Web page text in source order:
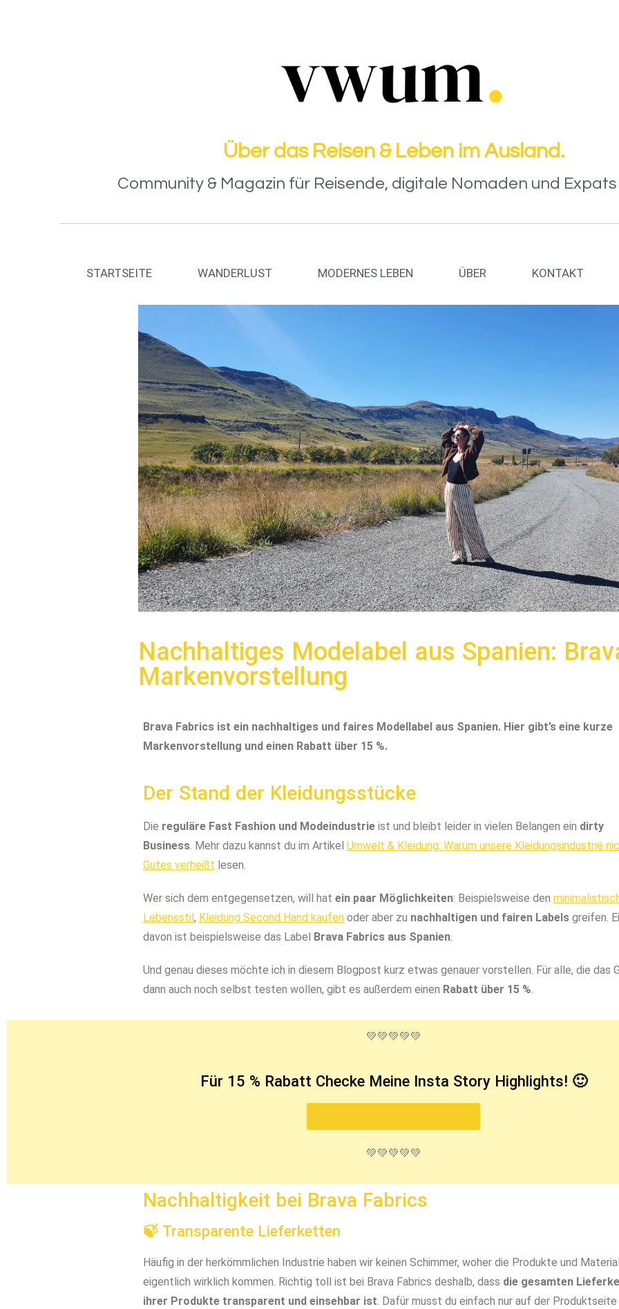
Über das Reisen & Leben im Ausland.
Community & Magazin für Reisende, digitale Nomaden und Expats
STARTSEITE WANDERLUST MODERNES LEBEN ÜBER KONTAKT
Nachhaltiges Modelabel aus Spanien:
Markenvorstellung
Brava Fabrics ist ein nachhaltiges und faires Modellabel aus Spanien. Hier gibt’s eine kurze
Markenvorstellung und einen Rabatt über 15 %.
Der Stand der Kleidungsstücke
Die reguläre Fast Fashion und Modeindustrieist und bleibt leider in vielen Belangen ein dirty
Business. Mehr dazu kannst du im Artikel Umwelt & Kleidung: Warum unsere Kleidungsindustrie
Gutes verheißt lesen.
Wer sich dem entgegensetzen, will hat ein paar Möglichkeiten: Beispielsweise den
Lebensstil, Kleidung Second Hand kaufenoder aber zu nachhaltigen und fairen Labelsgreifen.
davon ist beispielsweise das Label Brava Fabrics aus Spanien.
Und genau dieses möchte ich in diesem Blogpost kurz etwas genauer vorstellen. Für alle, die das
dann auch noch selbst testen wollen, gibt es außerdem einen Rabatt über 15 %.
💚💚💚💚💚
Für 15 % Rabatt Checke Meine Insta Story Highlights! 🙂
💚💚💚💚💚
Nachhaltigkeit bei Brava Fabrics
🍃 Transparente Lieferketten
Häufig in der herkömmlichen Industrie haben wir keinen Schimmer, woher die Produkte und
eigentlich wirklich kommen. Richtig toll ist bei Brava Fabrics deshalb, dass die gesamten
ihrer Produkte transparent und einsehbar ist. Dafür musst du einfach nur auf der Produktseite